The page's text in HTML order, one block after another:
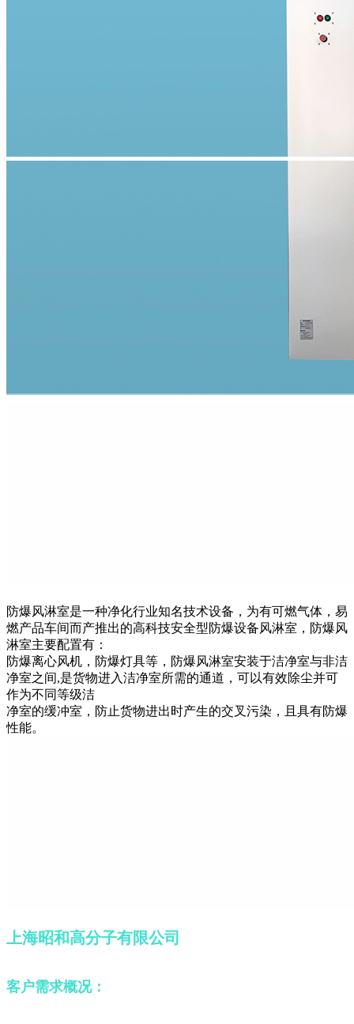
防爆风淋室是一种净化行业知名技术设备，为有可燃气体，易
燃产品车间而产推出的高科技安全型防爆设备风淋室，防爆风
淋室主要配置有：
防爆离心风机，防爆灯具等， 防爆风淋室安装于洁净室与非洁
净室之间,是货物进入洁净室所需的通道，可以有效除尘并可
作为不同等级洁
净室的缓冲室，防止货物进出时产生的交叉污染，且具有防爆
性能。
上海昭和高分子有限公司
客户需求概况：